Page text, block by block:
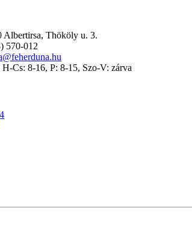
Albertirsa, Thököly u. 3.
570-012
H-Cs: 8-16, P: 8-15, Szo-V: zárva